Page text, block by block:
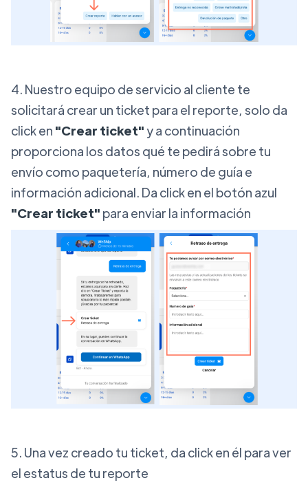
4. Nuestro equipo de servicio al cliente te
solicitará crear un ticket para el reporte, solo da
click en "Crear ticket"y a continuación
proporciona los datos qué te pedirá sobre tu
envío como paquetería, número de guía e
información adicional. Da click en el botón azul
"Crear ticket" para enviar la información
5. Una vez creado tu ticket, da click en él para ver
el estatus de tu reporte